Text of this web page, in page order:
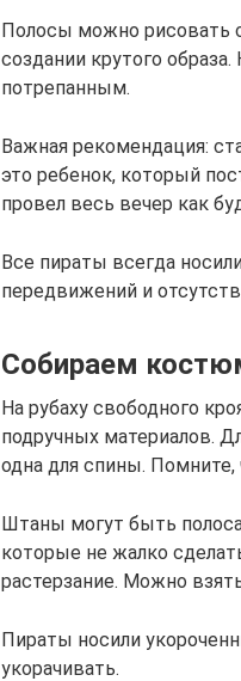
Полосы можно рисовать
создании крутого
потрепанным.
Важная рекомендация:
это ребенок, который
провел весь вечер как
Все пираты всегда
передвижений и
Собираем
На рубаху свободного
подручных материалов.
одна для спины.
Штаны могут быть
которые не жалко
растерзание. Можно
Пираты носили
укорачивать.